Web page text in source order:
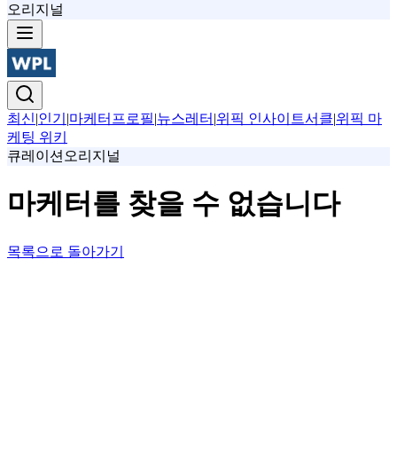
오리지널
최신|인기 |마케터프로필|뉴스레터 |위픽 인사이트서클|위픽 마
케팅 위키
큐레이션 오리지널
마케터를 찾을 수 없습니다
목록으로 돌아가기